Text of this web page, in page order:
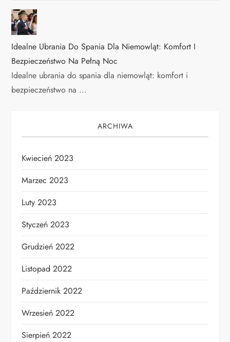
Idealne Ubrania Do Spania Dla Niemowląt: Komfort I
Bezpieczeństwo Na Pełną Noc
Idealne ubrania do spania dla niemowląt: komfort i
bezpieczeństwo na …
ARCHIWA
Kwiecień 2023
Marzec 2023
Luty 2023
Styczeń 2023
Grudzień 2022
Listopad 2022
Październik 2022
Wrzesień 2022
Sierpień 2022